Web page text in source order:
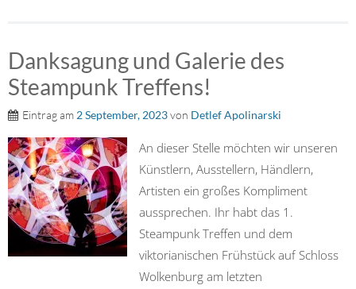
Danksagung und Galerie des
Steampunk Treffens!
Eintrag am 2 September, 2023von Detlef Apolinarski
An dieser Stelle möchten wir unseren
Künstlern, Ausstellern, Händlern,
Artisten ein großes Kompliment
aussprechen. Ihr habt das 1.
Steampunk Treffen und dem
viktorianischen Frühstück auf Schloss
Wolkenburg am letzten